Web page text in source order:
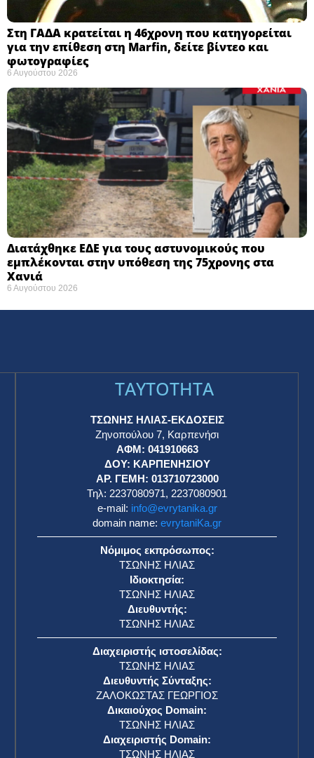
Στη ΓΑΔΑ κρατείται η 46χρονη που κατηγορείται
για την επίθεση στη Marfin, δείτε βίντεο και
φωτογραφίες
6 Αυγούστου 2026
Διατάχθηκε ΕΔΕ για τους αστυνομικούς που
εμπλέκονται στην υπόθεση της 75χρονης στα
Χανιά
6 Αυγούστου 2026
TAYTOTHTA
ΤΣΩΝΗΣ ΗΛΙΑΣ-ΕΚΔΟΣΕΙΣ
Ζηνοπούλου 7, Καρπενήσι
ΑΦΜ: 041910663
ΔΟΥ: ΚΑΡΠΕΝΗΣΙΟΥ
ΑΡ. ΓΕΜΗ: 013710723000
Τηλ: 2237080971, 2237080901
e-mail: info@evrytanika.gr
domain name: evrytaniKa.gr
Νόμιμος εκπρόσωπος:
ΤΣΩΝΗΣ ΗΛΙΑΣ
Ιδιοκτησία:
ΤΣΩΝΗΣ ΗΛΙΑΣ
Διευθυντής:
ΤΣΩΝΗΣ ΗΛΙΑΣ
Διαχειριστής ιστοσελίδας:
ΤΣΩΝΗΣ ΗΛΙΑΣ
Διευθυντής Σύνταξης:
ΖΑΛΟΚΩΣΤΑΣ ΓΕΩΡΓΙΟΣ
Δικαιούχος Domain:
ΤΣΩΝΗΣ ΗΛΙΑΣ
Διαχειριστής Domain:
ΤΣΩΝΗΣ ΗΛΙΑΣ